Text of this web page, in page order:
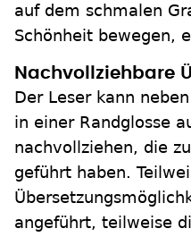
auf dem schmalen
Schönheit bewegen,
Nachvollziehbare
Der Leser kann
in einer Randglosse
nachvollziehen, die
geführt haben.
angeführt, teilweise